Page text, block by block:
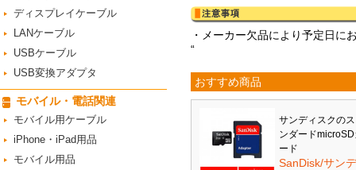
ディスプレイケーブル
LANケーブル
USBケーブル
USB変換アダプタ
モバイル・電話関連
モバイル用ケーブル
iPhone・iPad用品
モバイル用品
・メーカー欠品により予定日に
“
おすすめ商品
サンディスクの
ンダード
ード
SanDisk/サン